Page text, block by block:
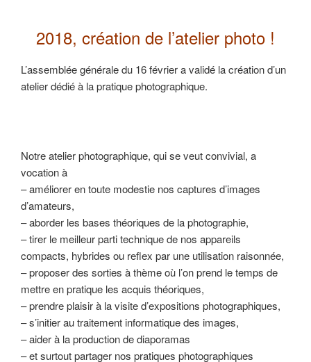
2018, création de l’atelier photo !
L’assemblée générale du 16 février a validé la création d’un
atelier dédié à la pratique photographique.
Notre atelier photographique, qui se veut convivial, a
vocation à
– améliorer en toute modestie nos captures d’images
d’amateurs,
– aborder les bases théoriques de la photographie,
– tirer le meilleur parti technique de nos appareils
compacts, hybrides ou reflex par une utilisation raisonnée,
– proposer des sorties à thème où l’on prend le temps de
mettre en pratique les acquis théoriques,
– prendre plaisir à la visite d’expositions photographiques,
– s’initier au traitement informatique des images,
– aider à la production de diaporamas
– et surtout partager nos pratiques photographiques